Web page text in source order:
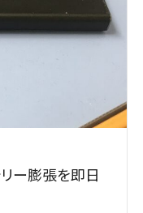
ー膨張を即日